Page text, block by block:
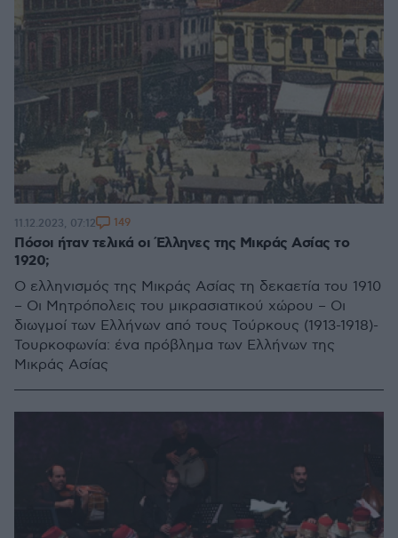
Πόσοι ήταν τελικά οι Έλληνες της Μικράς Ασίας το
1920;
Ο ελληνισμός της Μικράς Ασίας τη δεκαετία του 1910
– Οι Μητρόπολεις του μικρασιατικού χώρου – Οι
διωγμοί των Ελλήνων από τους Τούρκους (1913-1918)-
Τουρκοφωνία: ένα πρόβλημα των Ελλήνων της
Μικράς Ασίας
11.12.2023, 07:12 149